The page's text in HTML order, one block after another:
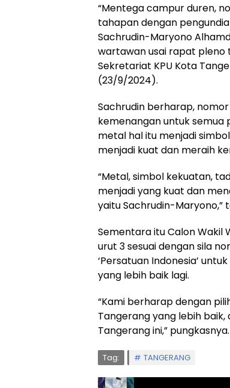
“Mentega campur duren,
tahapan dengan
Sachrudin-Maryono
wartawan usai rapat pleno
Sekretariat KPU Kota
(23/9/2024).
Sachrudin berharap,
kemenangan untuk semua
metal hal itu menjadi
menjadi kuat dan meraih
“Metal, simbol kekuatan,
menjadi yang kuat dan
yaitu Sachrudin-Maryono,”
Sementara itu Calon Wakil
urut 3 sesuai dengan sila
‘Persatuan Indonesia’
yang lebih baik lagi.
“Kami berharap dengan
Tangerang yang lebih
Tangerang ini,”
Tag: TANGERANG